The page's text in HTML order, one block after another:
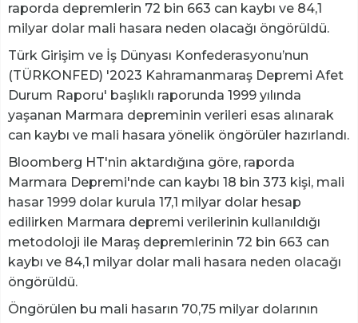
raporda depremlerin 72 bin 663 can kaybı ve 84,1
milyar dolar mali hasara neden olacağı öngörüldü.
Türk Girişim ve İş Dünyası Konfederasyonu’nun
(TÜRKONFED) '2023 Kahramanmaraş Depremi Afet
Durum Raporu' başlıklı raporunda 1999 yılında
yaşanan Marmara depreminin verileri esas alınarak
can kaybı ve mali hasara yönelik öngörüler hazırlandı.
Bloomberg HT'nin aktardığına göre, raporda
Marmara Depremi'nde can kaybı 18 bin 373 kişi, mali
hasar 1999 dolar kurula 17,1 milyar dolar hesap
edilirken Marmara depremi verilerinin kullanıldığı
metodoloji ile Maraş depremlerinin 72 bin 663 can
kaybı ve 84,1 milyar dolar mali hasara neden olacağı
öngörüldü.
Öngörülen bu mali hasarın 70,75 milyar dolarının